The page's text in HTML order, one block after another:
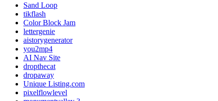
Sand Loop
tikflash
Color Block Jam
lettergenie
aistorygenerator
you2mp4
AI Nav Site
dropthecat
dropaway
Unique Listing.com
pixelflowlevel